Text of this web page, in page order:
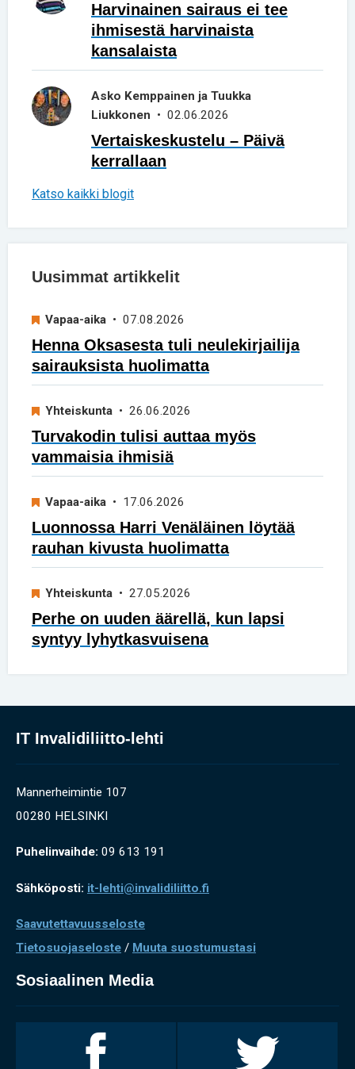
Harvinainen sairaus ei tee
ihmisestä harvinaista
kansalaista
Asko Kemppainen ja Tuukka
Liukkonen • 02.06.2026
Vertaiskeskustelu – Päivä
kerrallaan
Katso kaikki blogit
Uusimmat artikkelit
Vapaa-aika • 07.08.2026
Henna Oksasesta tuli neulekirjailija
sairauksista huolimatta
Yhteiskunta • 26.06.2026
Turvakodin tulisi auttaa myös
vammaisia ihmisiä
Vapaa-aika • 17.06.2026
Luonnossa Harri Venäläinen löytää
rauhan kivusta huolimatta
Yhteiskunta • 27.05.2026
Perhe on uuden äärellä, kun lapsi
syntyy lyhytkasvuisena
IT Invalidiliitto-lehti
Mannerheimintie 107
00280 HELSINKI
Puhelinvaihde: 09 613 191
Sähköposti: it-lehti@invalidiliitto.fi
Saavutettavuusseloste
Tietosuojaseloste / Muuta suostumustasi
Sosiaalinen Media
Facebookissa
Twitterissä